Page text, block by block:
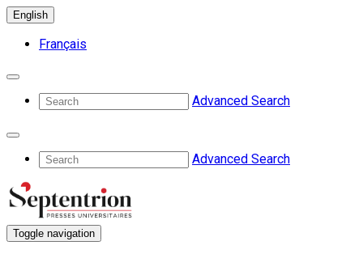
English
Français
Advanced Search
Advanced Search
Toggle navigation